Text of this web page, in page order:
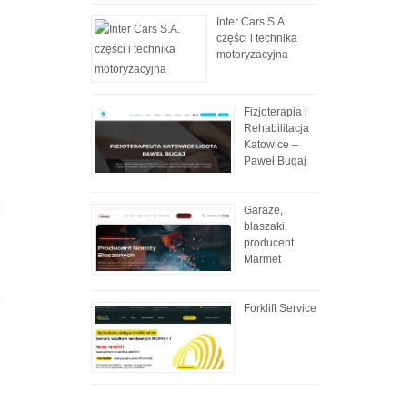
Inter Cars S.A.
części i technika
motoryzacyjna
Fizjoterapia i
Rehabilitacja
Katowice –
Paweł Bugaj
Garaże,
blaszaki,
producent
Marmet
Forklift Service